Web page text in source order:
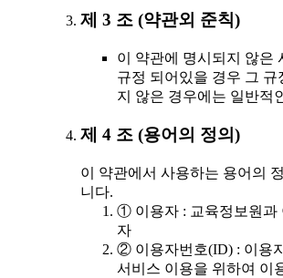
제 3 조 (약관외 준칙)
이 약관에 명시되지 않은
규정 되어있을 경우 그 규
지 않은 경우에는 일반적
제 4 조 (용어의 정의)
이 약관에서 사용하는 용어의
니다.
① 이용자 : 교육정보원과
자
② 이용자번호(ID) : 이용
서비스 이용을 위하여 이